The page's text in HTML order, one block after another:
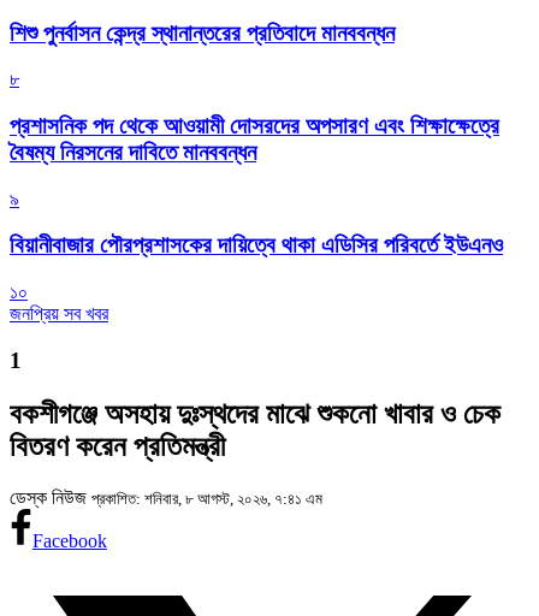
শিশু পুনর্বাসন কেন্দ্র স্থানান্তরের প্রতিবাদে মানববন্ধন
৮
প্রশাসনিক পদ থেকে আওয়ামী দোসরদের অপসারণ এবং শিক্ষাক্ষেত্রে
বৈষম্য নিরসনের দাবিতে মানববন্ধন
৯
বিয়ানীবাজার পৌরপ্রশাসকের দায়িত্বে থাকা এডিসির পরিবর্তে ইউএনও
১০
জনপ্রিয় সব খবর
1
বকশীগঞ্জে অসহায় দুঃস্থদের মাঝে শুকনো খাবার ও চেক
বিতরণ করেন প্রতিমন্ত্রী
ডেস্ক নিউজ প্রকাশিত: শনিবার, ৮ আগস্ট, ২০২৬, ৭:৪১ এম
Facebook